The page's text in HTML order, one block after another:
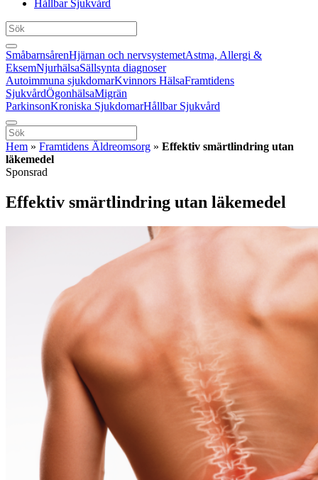
Hållbar Sjukvård
SmåbarnsårenHjärnan och nervsystemetAstma, Allergi &
EksemNjurhälsaSällsynta diagnoser
Autoimmuna sjukdomarKvinnors HälsaFramtidens
SjukvårdÖgonhälsaMigrän
ParkinsonKroniska SjukdomarHållbar Sjukvård
Hem » Framtidens Äldreomsorg » Effektiv smärtlindring utan
läkemedel
Sponsrad
Effektiv smärtlindring utan läkemedel